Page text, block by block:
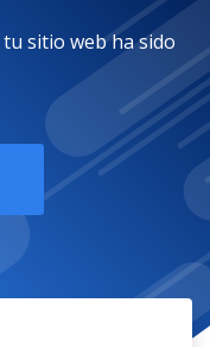
sitio web ha sido